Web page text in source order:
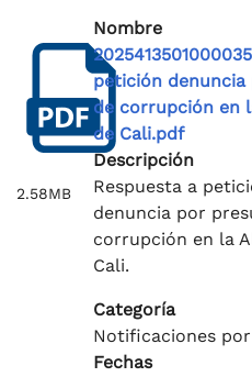
2.58MB
Nombre
petición
de corrupción en
de Cali.pdf
Descripción
Respuesta a
denuncia por
corrupción en la
Cali.
Categoría
Notificaciones por
Fechas